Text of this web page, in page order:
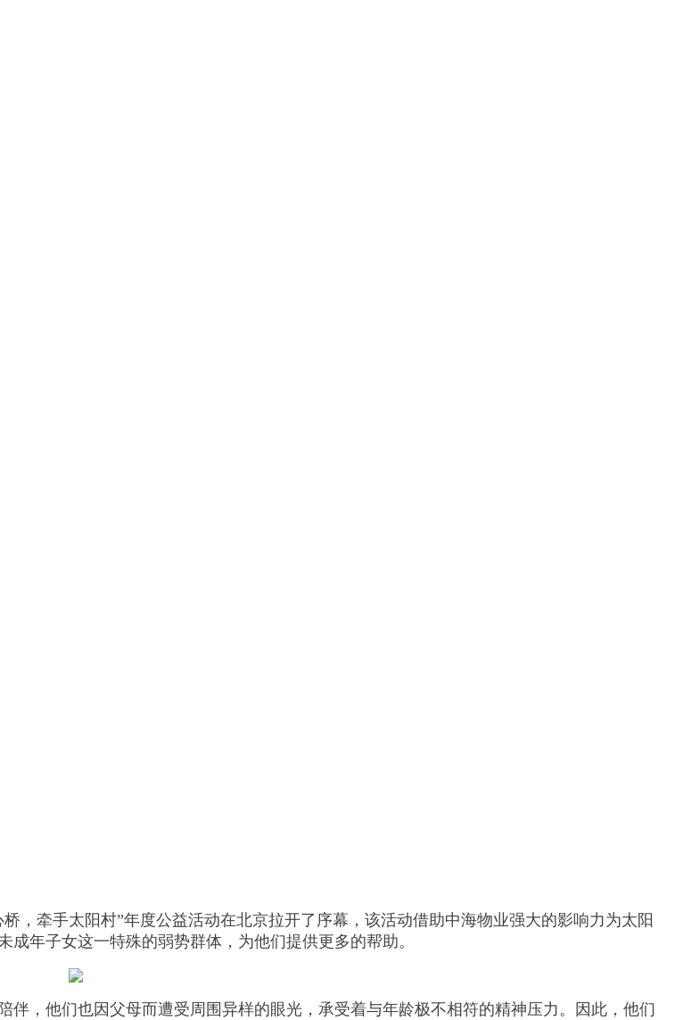
牵手太阳村”年度公益活动在北京拉开了序幕，该活动借助中海物业强大的影响力为太阳
年子女这一特殊的弱势群体，为他们提供更多的帮助。
，他们也因父母而遭受周围异样的眼光，承受着与年龄极不相符的精神压力。因此，他们